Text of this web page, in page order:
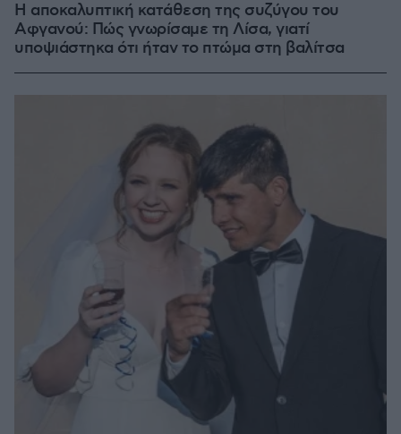
Η αποκαλυπτική κατάθεση της συζύγου του
Αφγανού: Πώς γνωρίσαμε τη Λίσα, γιατί
υποψιάστηκα ότι ήταν το πτώμα στη βαλίτσα